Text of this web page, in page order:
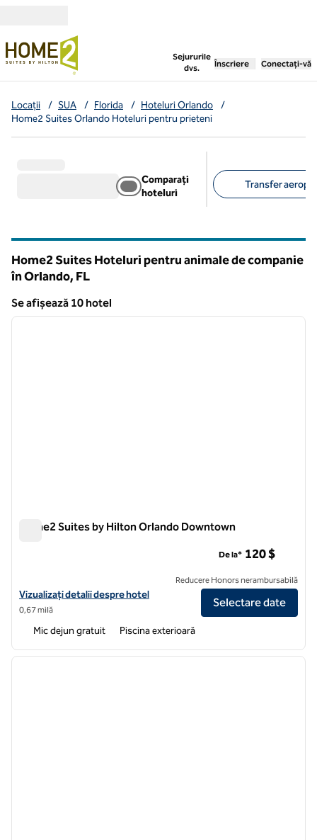
Sejururile
dvs.
, deschide o filă nouă
Înscriere Conectați-vă
Locații / SUA / Florida / Hoteluri Orlando
/
Home2 Suites Orlando Hoteluri pentru prieteni
Comparați
hoteluri
Transfer
Home2 Suites Hoteluri pentru animale de companie
în Orlando, FL
Se afișează 10 hotel
Se afișează 10 hotel
1 din 12
Home2 Suites by Hilton Orlando Downtown
Vizualizați detaliile hotelului pentru Home2 Suites by Hilton
Vizualizați detalii despre hotel
0,67 milă
De la* 120 $
Reducere Honors nerambursabilă
Selectare date
Mic dejun gratuit Piscina exterioară
1 din 12